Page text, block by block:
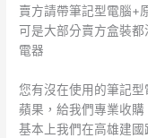
賣方請帶筆記型電腦+
可是大部分賣方盒裝
電器
您有沒在使用的筆記
蘋果，給我們專業收購
基本上我們在高雄建